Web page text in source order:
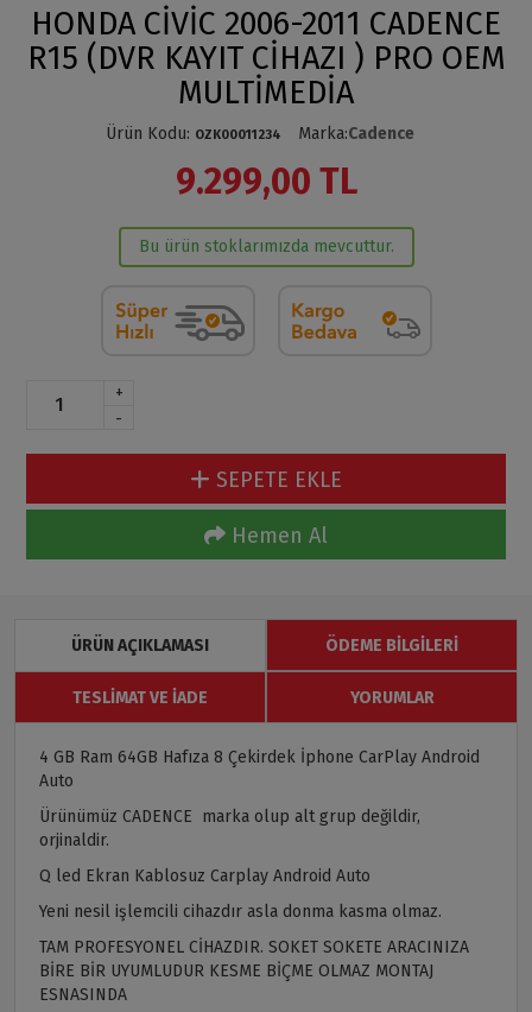
HONDA CİVİC 2006-2011 CADENCE
R15 (DVR KAYIT CİHAZI ) PRO OEM
MULTİMEDİA
Ürün Kodu: OZK00011234 Marka:Cadence
9.299,00 TL
Bu ürün stoklarımızda mevcuttur.
+
-
SEPETE EKLE
Hemen Al
ÜRÜN AÇIKLAMASI ÖDEME BILGILERI
TESLIMAT VE İADE YORUMLAR
4 GB Ram 64GB Hafıza 8 Çekirdek İphone CarPlay Android
Auto
Ürünümüz CADENCE marka olup alt grup değildir,
orjinaldir.
Q led Ekran Kablosuz Carplay Android Auto
Yeni nesil işlemcili cihazdır asla donma kasma olmaz.
TAM PROFESYONEL CİHAZDIR. SOKET SOKETE ARACINIZA
BİRE BİR UYUMLUDUR KESME BİÇME OLMAZ MONTAJ
ESNASINDA